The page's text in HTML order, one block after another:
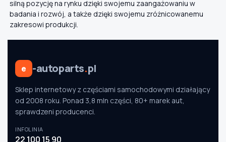
silną pozycję na rynku dzięki swojemu zaangażowaniu w
badania i rozwój, a także dzięki swojemu zróżnicowanemu
zakresowi produkcji.
e -autoparts.pl
Sklep internetowy z częściami samochodowymi działający
od 2008 roku. Ponad 3,8 mln części, 80+ marek aut,
sprawdzeni producenci.
INFOLINIA
22 100 15 90